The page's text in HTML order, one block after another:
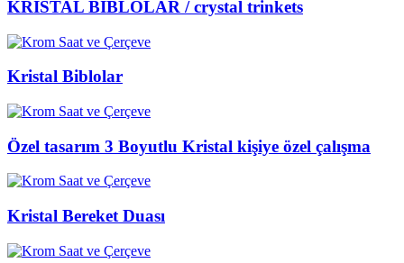
KRİSTAL BİBLOLAR / crystal trinkets
Kristal Biblolar
Özel tasarım 3 Boyutlu Kristal kişiye özel çalışma
Kristal Bereket Duası